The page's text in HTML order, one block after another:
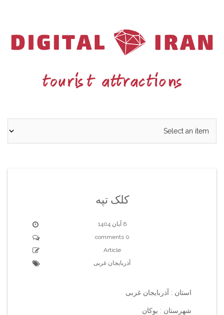
کلک تپه
6 آبان 1404
0 comments
Article
آذربایجان غربی
استان : آذربایجان غربی
شهرستان : بوکان